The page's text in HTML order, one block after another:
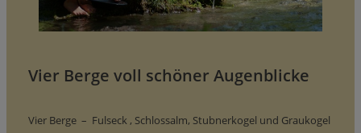
Vier Berge voll schöner Augenblicke
Vier Berge – Fulseck , Schlossalm, Stubnerkogel und Graukogel